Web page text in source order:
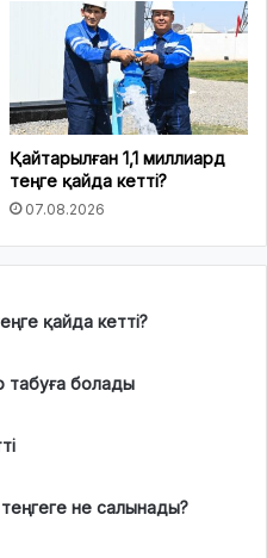
Қайтарылған 1,1 миллиард
теңге қайда кетті?
07.08.2026
қайда кетті?
табуға болады
не салынады?